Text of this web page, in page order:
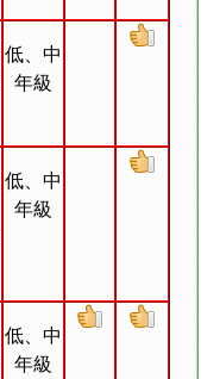
低、中
年級
低、中
年級
低、中
年級